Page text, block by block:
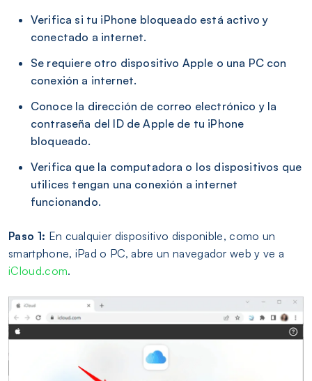
Verifica si tu iPhone bloqueado está activo y
conectado a internet.
Se requiere otro dispositivo Apple o una PC con
conexión a internet.
Conoce la dirección de correo electrónico y la
contraseña del ID de Apple de tu iPhone
bloqueado.
Verifica que la computadora o los dispositivos que
utilices tengan una conexión a internet
funcionando.
Paso 1: En cualquier dispositivo disponible, como un
smartphone, iPad o PC, abre un navegador web y ve a
iCloud.com.